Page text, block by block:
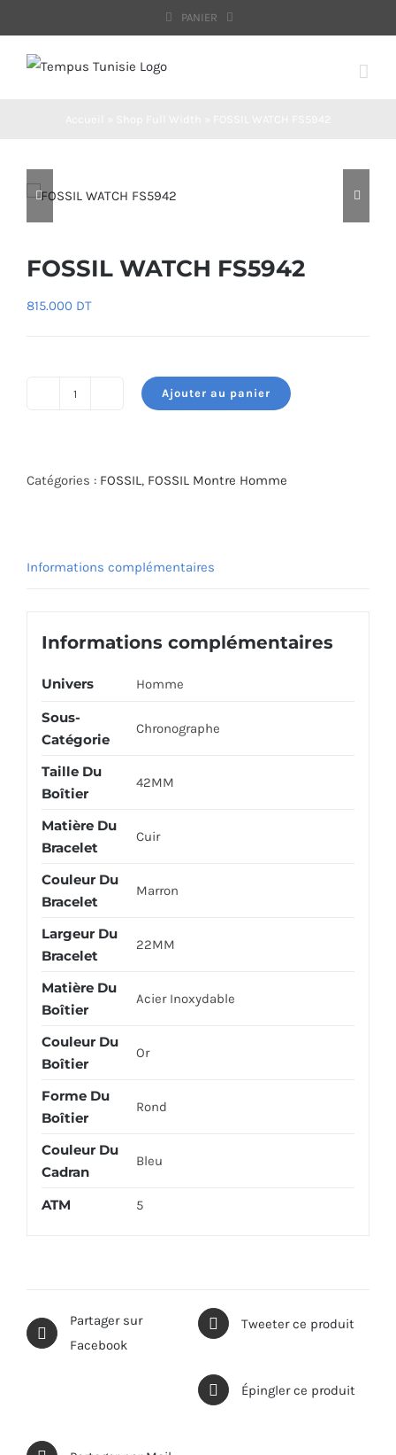
au
contenu
PANIER
FOSSIL WATCH FS5942
815.000 DT
WATCH
Ajouter au panier
Catégories : FOSSIL, FOSSIL Montre Homme
Informations complémentaires
Informations complémentaires
Univers Homme
Sous-
Catégorie
Chronographe
Taille Du
Boîtier
42MM
Matière Du
Bracelet
Cuir
Couleur Du
Bracelet
Marron
Largeur Du
Bracelet
22MM
Matière Du
Boîtier
Acier Inoxydable
Couleur Du
Boîtier
Or
Forme Du
Boîtier
Rond
Couleur Du
Cadran
Bleu
ATM 5
Partager sur
Facebook
Tweeter ce produit
Épingler ce produit